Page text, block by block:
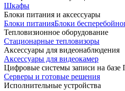
Шкафы
Блоки питания и аксессуары
Блоки питанияБлоки
Тепловизионное оборудование
Стационарные тепловизоры
Аксессуары для видеонаблюдения
Аксессуары для видеокамер
Цифровые системы записи на базе
Серверы и готовые решения
Исполнительные устройства